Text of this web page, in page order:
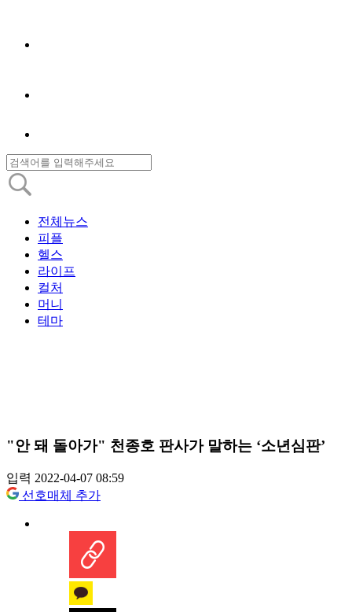
전체뉴스
피플
헬스
라이프
컬처
머니
테마
"안 돼 돌아가" 천종호 판사가 말하는 ‘소년심판’
입력 2022-04-07 08:59
선호매체 추가